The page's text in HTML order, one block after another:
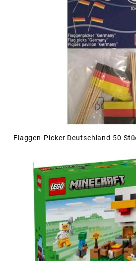
Flaggen-Picker Deutschland 50